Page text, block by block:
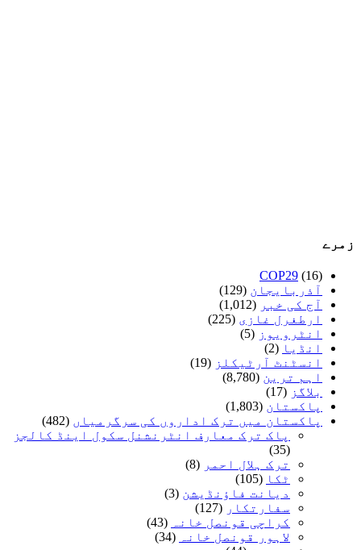
زمرے
COP29 (16)
آذربایجان (129)
آج کی خبر (1,012)
ارطغرل غازی (225)
انٹرویوز (5)
انڈیا (2)
انسٹنٹ آرٹیکلز (19)
اہم ترین (8,780)
بلاگز (17)
پاکستان (1,803)
پاکستان میں ترک اداروں کی سرگرمیاں (482)
پاک ترک معارف انٹرنشنل سکول اینڈ کالجز
(35)
ترک ہلال احمر (8)
ٹکا (105)
دیانت فاؤنڈیشن (3)
سفارتکار (127)
کراچی قونصل خانہ
(43)
لاہور قونصل خانہ
(34)